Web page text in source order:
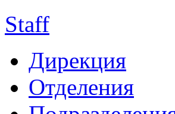
Staff
Дирекция
Отделения